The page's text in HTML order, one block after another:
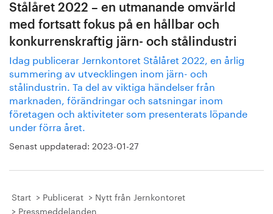
Stålåret 2022 – en utmanande omvärld
med fortsatt fokus på en hållbar och
konkurrenskraftig järn- och stålindustri
Idag publicerar Jernkontoret Stålåret 2022, en årlig
summering av utvecklingen inom järn- och
stålindustrin. Ta del av viktiga händelser från
marknaden, förändringar och satsningar inom
företagen och aktiviteter som presenterats löpande
under förra året.
Senast uppdaterad: 2023-01-27
Start Publicerat
Nytt från Jernkontoret
Pressmeddelanden